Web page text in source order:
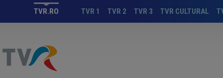
TVR CULTURAL
TVR 3
TVR 2
TVR 1
TVR.RO